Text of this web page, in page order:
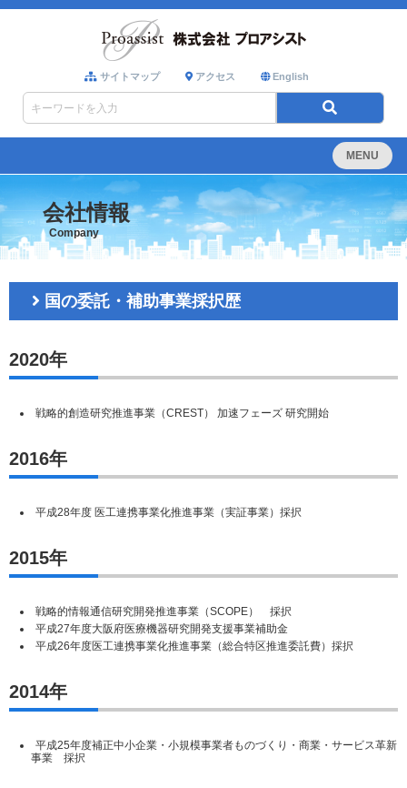
サイトマップ アクセス English
MENU
会社情報
Company
国の委託・補助事業採択歴
2020年
戦略的創造研究推進事業（CREST） 加速フェーズ 研究開始
2016年
平成28年度 医工連携事業化推進事業（実証事業）採択
2015年
戦略的情報通信研究開発推進事業（SCOPE） 採択
平成27年度大阪府医療機器研究開発支援事業補助金
平成26年度医工連携事業化推進事業（総合特区推進委託費）採択
2014年
平成25年度補正中小企業・小規模事業者ものづくり・商業・サービス革新
事業 採択